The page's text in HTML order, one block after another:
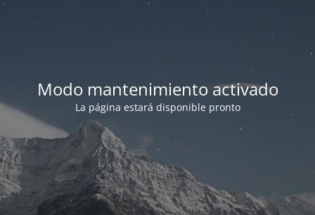
Modo mantenimiento activado
La página estará disponible pronto